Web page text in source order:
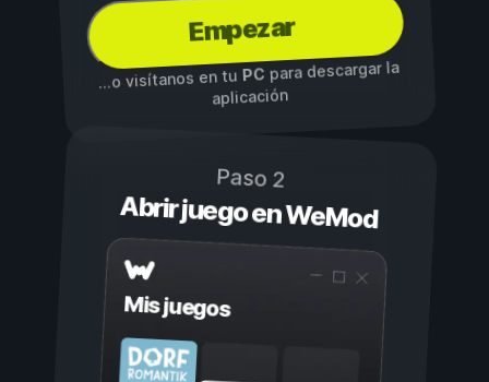
Empezar
...o visítanos en tuPCpara descargar la
aplicación
Paso 2
Abrir juego en WeMod
Mis juegos